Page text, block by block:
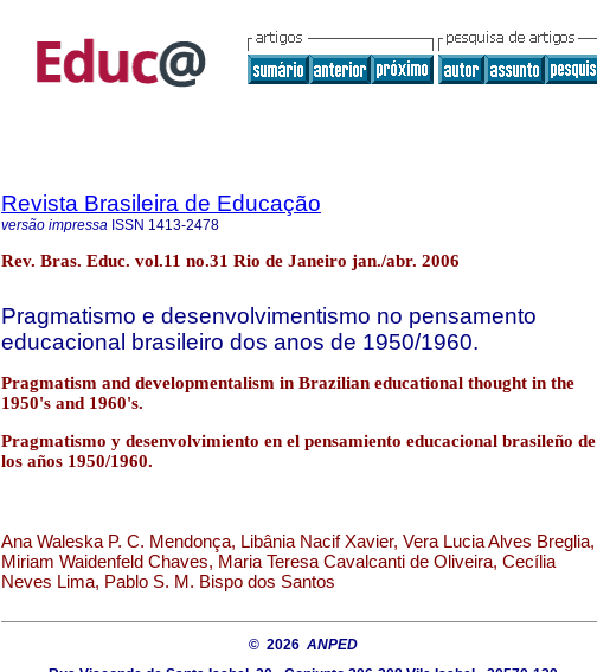
Revista Brasileira de Educação
versão impressa ISSN 1413-2478
Rev. Bras. Educ. vol.11 no.31 Rio de Janeiro jan./abr. 2006
Pragmatismo e desenvolvimentismo no pensamento
educacional brasileiro dos anos de 1950/1960.
Pragmatism and developmentalism in Brazilian educational thought in the
1950's and 1960's.
Pragmatismo y desenvolvimiento en el pensamiento educacional brasileño de
los años 1950/1960.
Ana Waleska P. C. Mendonça, Libânia Nacif Xavier, Vera Lucia Alves Breglia,
Miriam Waidenfeld Chaves, Maria Teresa Cavalcanti de Oliveira, Cecília
Neves Lima, Pablo S. M. Bispo dos Santos
© 2026 ANPED